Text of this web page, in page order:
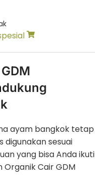
ayam bangkok tetap
digunakan sesuai
yang bisa Anda ikuti
Cair GDM